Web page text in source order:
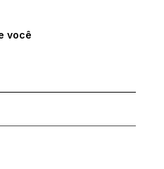
você